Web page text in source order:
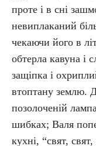
проте і в сні
невиплаканий
чекаючи його в
обтерла кавуна і
защіпка і
втоптану землю.
позолоченій
шибках; Валя
кухні, “свят,